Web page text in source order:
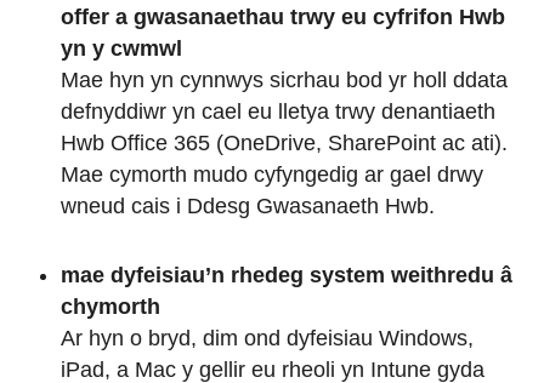
offer a gwasanaethau trwy eu cyfrifon Hwb
yn y cwmwl
Mae hyn yn cynnwys sicrhau bod yr holl ddata
defnyddiwr yn cael eu lletya trwy denantiaeth
Hwb Office 365 (OneDrive, SharePoint ac ati).
Mae cymorth mudo cyfyngedig ar gael drwy
wneud cais i Ddesg Gwasanaeth Hwb.
mae dyfeisiau’n rhedeg system weithredu â
chymorth
Ar hyn o bryd, dim ond dyfeisiau Windows,
iPad, a Mac y gellir eu rheoli yn Intune gyda